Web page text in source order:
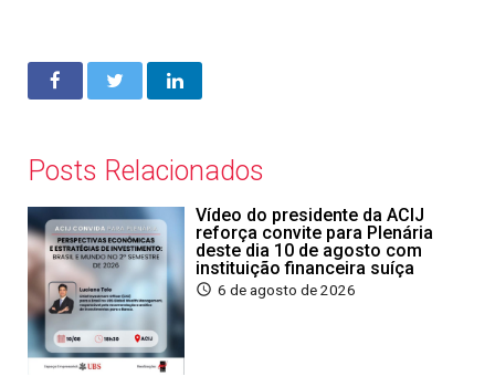
Posts Relacionados
Vídeo do presidente da ACIJ
reforça convite para Plenária
deste dia 10 de agosto com
instituição financeira suíça
6 de agosto de 2026